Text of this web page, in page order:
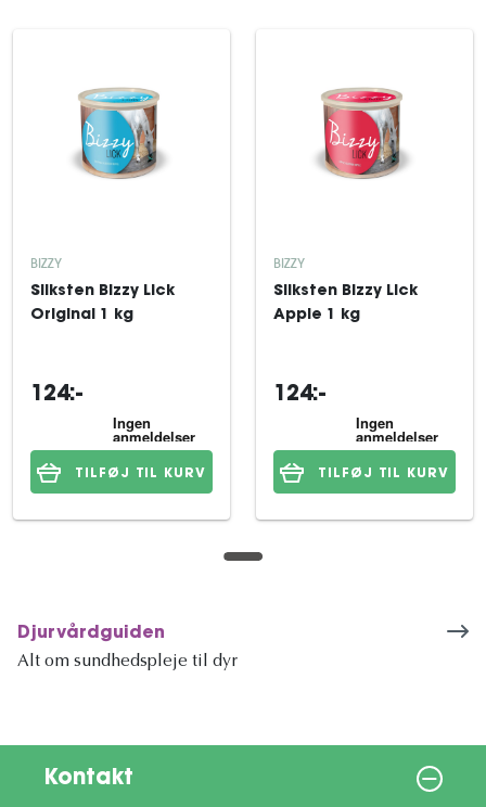
BIZZY
Sliksten Bizzy Lick
Original 1 kg
124:-
TILFØJ TIL KURV
BIZZY
Sliksten Bizzy Lick
Apple 1 kg
124:-
TILFØJ TIL KURV
Djurvårdguiden
Alt om sundhedspleje til dyr
Kontakt